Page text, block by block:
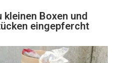
kleinen Boxen und
eingepfercht